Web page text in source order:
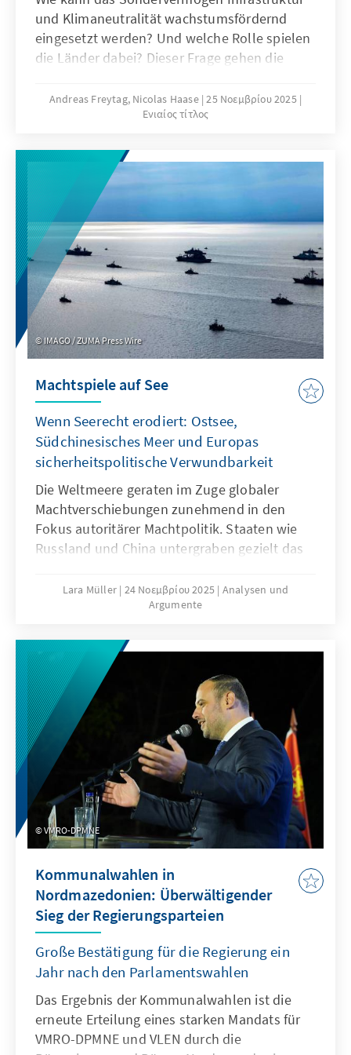
und Klimaneutralität wachstumsfördernd
eingesetzt werden? Und welche Rolle spielen
die Länder dabei? Dieser Frage gehen die
Vorpommerns nach. Es zeigt sich, dass eine
zusätzliche Verwendung der Mittel in
sowohl auf Bundes- als auch auf
Landesebene entscheidend ist.
Andreas Freytag, Nicolas Haase 25 Νοεμβρίου 2025
Ενιαίος τίτλος
IMAGO / ZUMA Press Wire
Machtspiele auf See
Wenn Seerecht erodiert: Ostsee,
Südchinesisches Meer und Europas
sicherheitspolitische Verwundbarkeit
Die Weltmeere geraten im Zuge globaler
Machtverschiebungen zunehmend in den
Fokus autoritärer Machtpolitik. Staaten wie
Russland und China untergraben gezielt das
formen – eine Praxis, die als „Lawfare“
bekannt ist. In der Ostsee zeigen
Südchinesischen Meer demonstriert China,
wie Recht zur Machtfrage wird. Beide Fälle
verdeutlichen: Wo das Seerecht unterwandert
wird, geraten Europas Sicherheit,
Handlungsfähigkeit und die regelbasierte
Ordnung ins Wanken.
Lara Müller 24 Νοεμβρίου 2025 Analysen und
Argumente
VMRO-DPMNE
Kommunalwahlen in
Nordmazedonien: Überwältigender
Sieg der Regierungsparteien
Große Bestätigung für die Regierung ein
Jahr nach den Parlamentswahlen
Das Ergebnis der Kommunalwahlen ist die
erneute Erteilung eines starken Mandats für
VMRO-DPMNE und VLEN durch die